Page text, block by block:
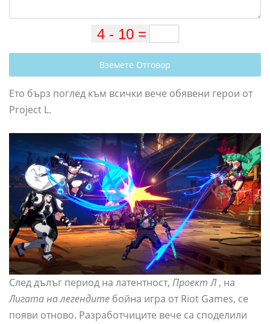
Вземете Отговор
Ето бърз поглед към всички вече обявени герои от
Project L.
След дълъг период на латентност, Проект Л, на
Лигата на легендите бойна игра от Riot Games, се
появи отново. Разработчиците вече са споделили